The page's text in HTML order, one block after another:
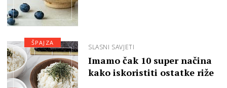
SLASNI SAVJETI
Imamo čak 10 super načina
kako iskoristiti ostatke riže
ŠPAJZA